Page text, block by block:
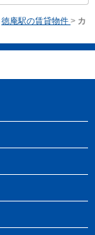
徳庵駅の賃貸物件 > カ